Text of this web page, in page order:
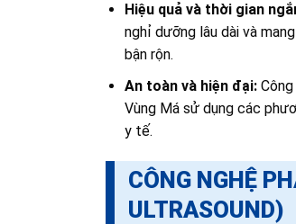
Hiệu quả và thời gian
nghỉ dưỡng lâu dài và
bận rộn.
An toàn và hiện đại:
Vùng Má sử dụng các
y tế.
CÔNG NGHỆ
ULTRASOUND)